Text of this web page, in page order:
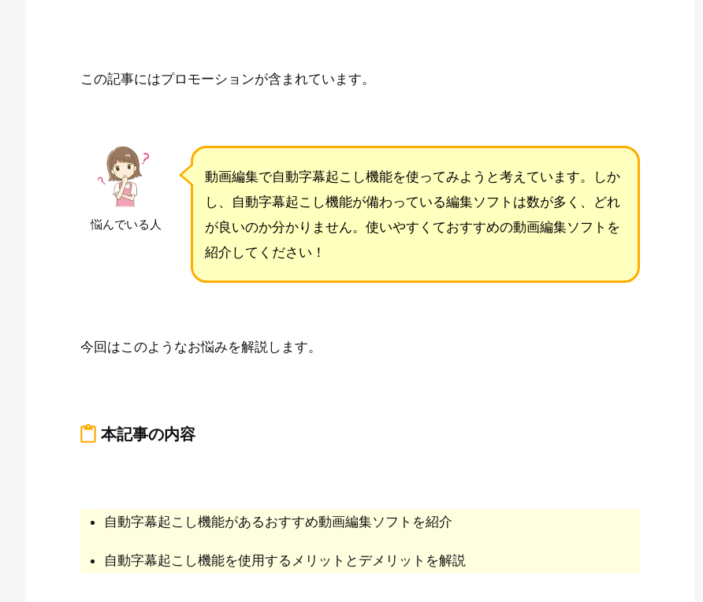
この記事にはプロモーションが含まれています。
悩んでいる人
動画編集で自動字幕起こし機能を使ってみようと考えています。しか
し、自動字幕起こし機能が備わっている編集ソフトは数が多く、どれ
が良いのか分かりません。使いやすくておすすめの動画編集ソフトを
紹介してください！
今回はこのようなお悩みを解説します。
content_paste 本記事の内容
自動字幕起こし機能があるおすすめ動画編集ソフトを紹介
自動字幕起こし機能を使用するメリットとデメリットを解説